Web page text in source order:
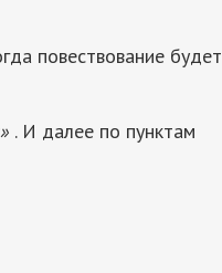
повествование будет
. И далее по пунктам